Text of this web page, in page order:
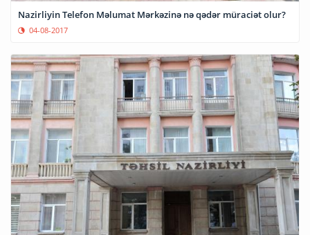
Nazirliyin Telefon Məlumat Mərkəzinə nə qədər müraciət olur?
04-08-2017